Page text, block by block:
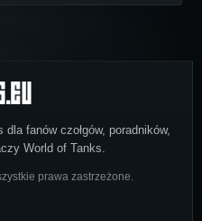
fanów czołgów, poradników,
World of Tanks.
prawa zastrzeżone.